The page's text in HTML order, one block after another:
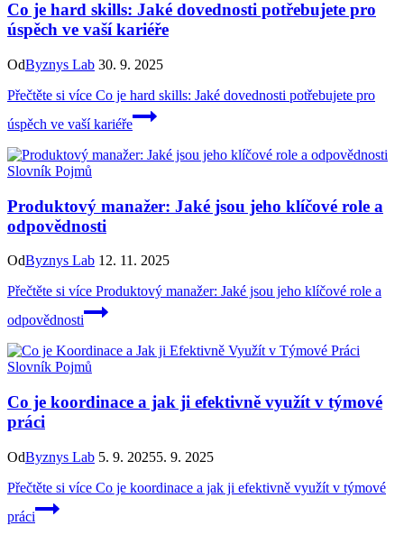
Co je hard skills: Jaké dovednosti potřebujete pro
úspěch ve vaší kariéře
OdByznys Lab 30. 9. 2025
Přečtěte si více Co je hard skills: Jaké dovednosti potřebujete pro
úspěch ve vaší kariéře
Slovník Pojmů
Produktový manažer: Jaké jsou jeho klíčové role a
odpovědnosti
OdByznys Lab 12. 11. 2025
Přečtěte si více Produktový manažer: Jaké jsou jeho klíčové role a
odpovědnosti
Slovník Pojmů
Co je koordinace a jak ji efektivně využít v týmové
práci
OdByznys Lab 5. 9. 20255. 9. 2025
Přečtěte si více Co je koordinace a jak ji efektivně využít v týmové
práci